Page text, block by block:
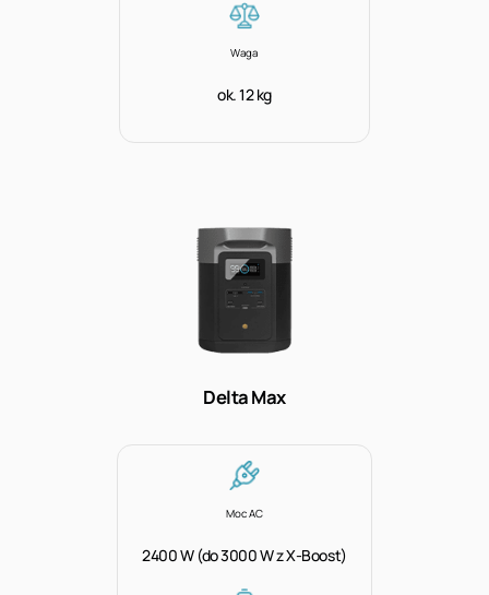
Waga
ok. 12 kg
Delta Max
Moc AC
2400 W (do 3000 W z X-Boost)